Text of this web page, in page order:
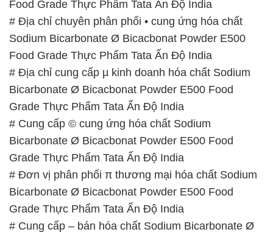
Grade Thực Phẩm Tata Ấn Độ India
# Đơn vị phân phối π thương mại hóa chất Sodium
Bicarbonate Ø Bicacbonat Powder E500 Food
Grade Thực Phẩm Tata Ấn Độ India
# Cung cấp – bán hóa chất Sodium Bicarbonate Ø
Bicacbonat Powder E500 Food Grade Thực Phẩm
Tata Ấn Độ India
# Phân phối – bán hóa chất Sodium Bicarbonate Ø
Bicacbonat Powder E500 Food Grade Thực Phẩm
Tata Ấn Độ India
# Phân phối ○ thương mại hóa chất Sodium
Bicarbonate Ø Bicacbonat Powder E500 Food
Grade Thực Phẩm Tata Ấn Độ India